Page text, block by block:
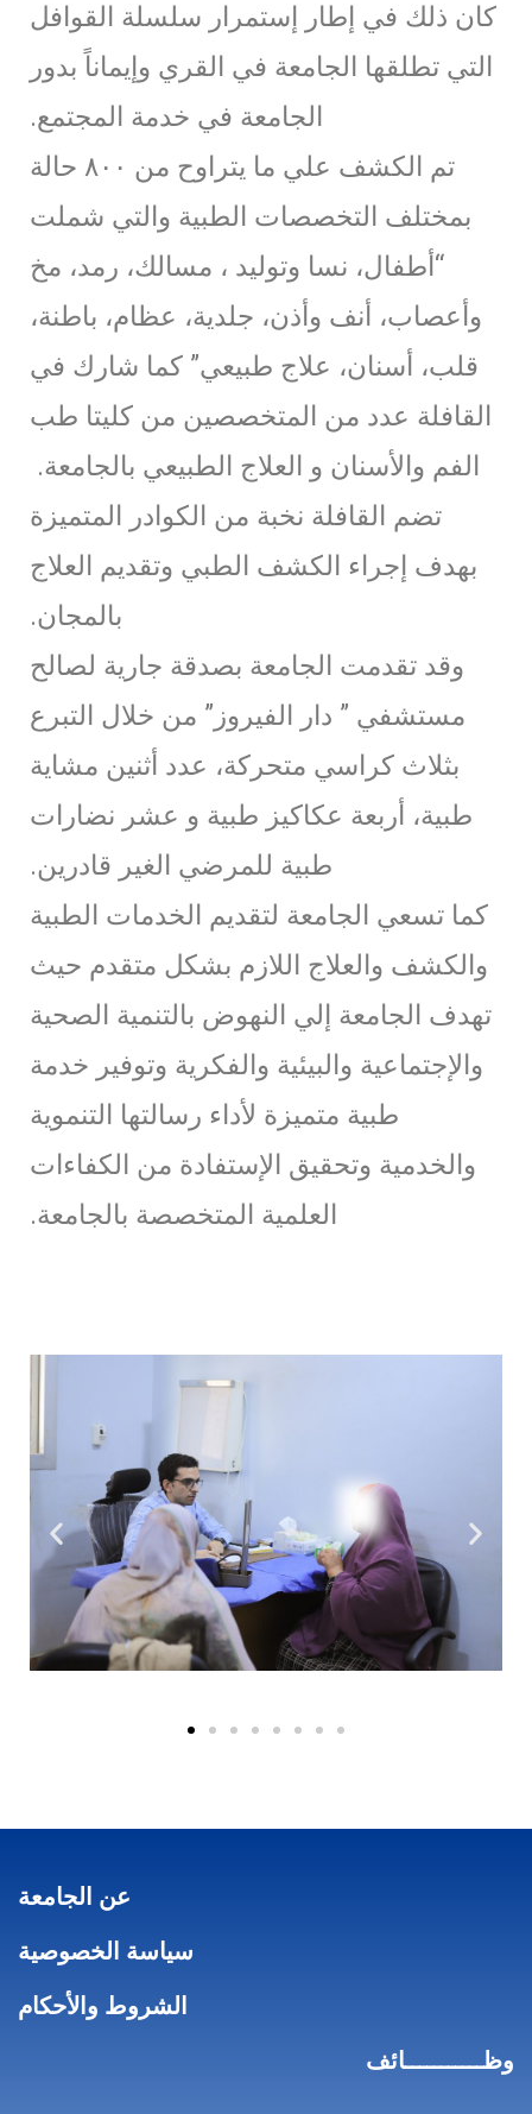
كان ذلك في إطار إستمرار سلسلة القوافل
التي تطلقها الجامعة في القري وإيماناً بدور
الجامعة في خدمة المجتمع.
تم الكشف علي ما يتراوح من ٨٠٠ حالة
بمختلف التخصصات الطبية والتي شملت
“أطفال، نسا وتوليد ، مسالك، رمد، مخ
وأعصاب، أنف وأذن، جلدية، عظام، باطنة،
قلب، أسنان، علاج طبيعي” كما شارك في
القافلة عدد من المتخصصين من كليتا طب
الفم والأسنان و العلاج الطبيعي بالجامعة.
تضم القافلة نخبة من الكوادر المتميزة
بهدف إجراء الكشف الطبي وتقديم العلاج
بالمجان.
وقد تقدمت الجامعة بصدقة جارية لصالح
مستشفي ” دار الفيروز” من خلال التبرع
بثلاث كراسي متحركة، عدد أثنين مشاية
طبية، أربعة عكاكيز طبية و عشر نضارات
طبية للمرضي الغير قادرين.
كما تسعي الجامعة لتقديم الخدمات الطبية
والكشف والعلاج اللازم بشكل متقدم حيث
تهدف الجامعة إلي النهوض بالتنمية الصحية
والإجتماعية والبيئية والفكرية وتوفير خدمة
طبية متميزة لأداء رسالتها التنموية
والخدمية وتحقيق الإستفادة من الكفاءات
العلمية المتخصصة بالجامعة.
عن الجامعة
سياسة الخصوصية
الشروط والأحكام
وظـــــــــــائف